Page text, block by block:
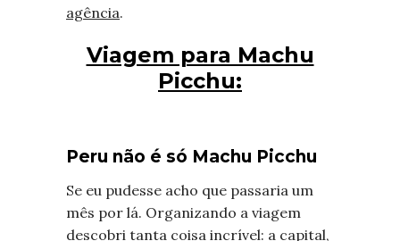
agência.
Viagem para Machu
Picchu:
Peru não é só Machu Picchu
Se eu pudesse acho que passaria um
mês por lá. Organizando a viagem
descobri tanta coisa incrível: a capital,